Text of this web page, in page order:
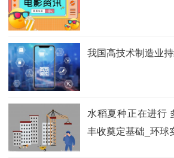
我国高技术制造业
水稻夏种正在进行
丰收奠定基础_环球